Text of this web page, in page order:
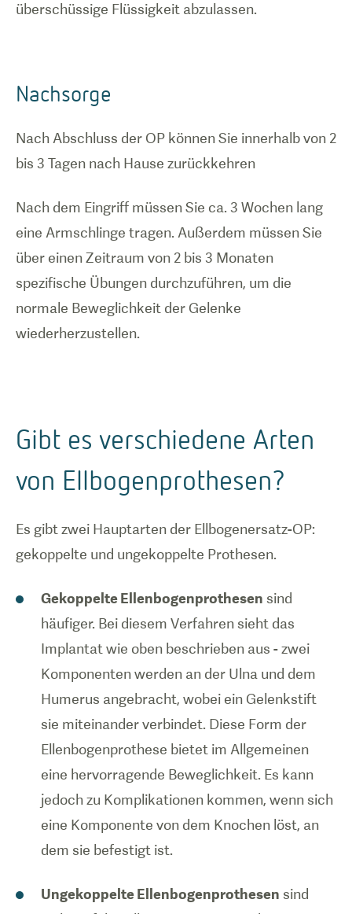
überschüssige Flüssigkeit abzulassen.
Nachsorge
Nach Abschluss der OP können Sie innerhalb von 2
bis 3 Tagen nach Hause zurückkehren
Nach dem Eingriff müssen Sie ca. 3 Wochen lang
eine Armschlinge tragen. Außerdem müssen Sie
über einen Zeitraum von 2 bis 3 Monaten
spezifische Übungen durchzuführen, um die
normale Beweglichkeit der Gelenke
wiederherzustellen.
Gibt es verschiedene Arten
von Ellbogenprothesen?
Es gibt zwei Hauptarten der Ellbogenersatz-OP:
gekoppelte und ungekoppelte Prothesen.
Gekoppelte Ellenbogenprothesen sind
häufiger. Bei diesem Verfahren sieht das
Implantat wie oben beschrieben aus - zwei
Komponenten werden an der Ulna und dem
Humerus angebracht, wobei ein Gelenkstift
sie miteinander verbindet. Diese Form der
Ellenbogenprothese bietet im Allgemeinen
eine hervorragende Beweglichkeit. Es kann
jedoch zu Komplikationen kommen, wenn sich
eine Komponente von dem Knochen löst, an
dem sie befestigt ist.
Ungekoppelte Ellenbogenprothesen sind